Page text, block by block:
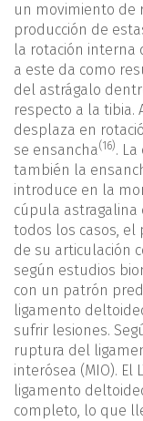
un movimiento de
producción de
la rotación interna
a este da como
del astrágalo
respecto a la tibia.
desplaza en
se ensancha(16).
también la
introduce en la
cúpula astragalina
todos los casos,
de su articulación
según estudios
con un patrón
ligamento
sufrir lesiones.
ruptura del
interósea (MIO). El
ligamento
completo, lo que